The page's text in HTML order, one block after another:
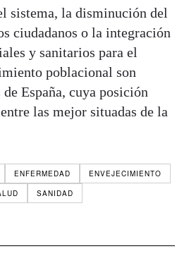
sistema, la disminución del
ciudadanos o la integración
y sanitarios para el
poblacional son
España, cuya posición
las mejor situadas de la
ENFERMEDAD
ENVEJECIMIENTO
SANIDAD